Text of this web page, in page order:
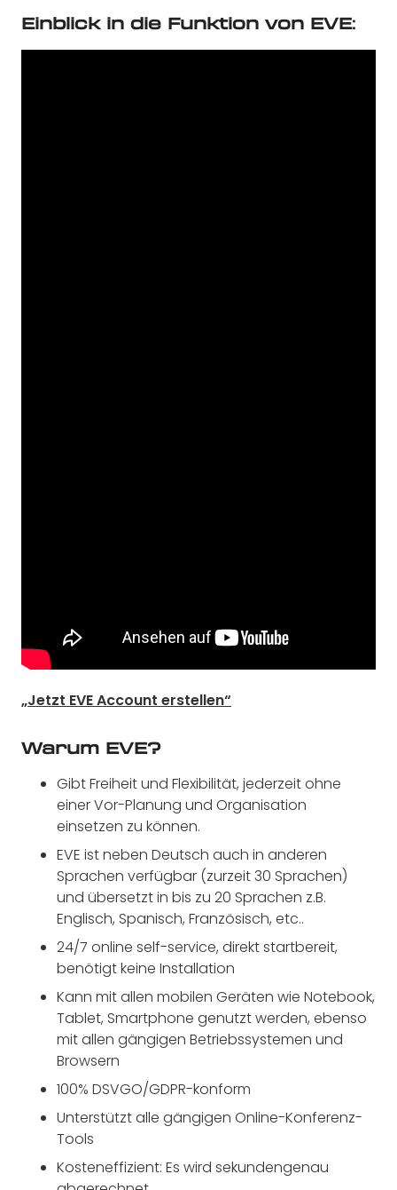
Einblick in die Funktion von EVE:
„Jetzt EVE Account erstellen“
Warum EVE?
Gibt Freiheit und Flexibilität, jederzeit ohne
einer Vor-Planung und Organisation
einsetzen zu können.
EVE ist neben Deutsch auch in anderen
Sprachen verfügbar (zurzeit 30 Sprachen)
und übersetzt in bis zu 20 Sprachen z.B.
Englisch, Spanisch, Französisch, etc..
24/7 online self-service, direkt startbereit,
benötigt keine Installation
Kann mit allen mobilen Geräten wie Notebook,
Tablet, Smartphone genutzt werden, ebenso
mit allen gängigen Betriebssystemen und
Browsern
100% DSVGO/GDPR-konform
Unterstützt alle gängigen Online-Konferenz-
Tools
Kosteneffizient: Es wird sekundengenau